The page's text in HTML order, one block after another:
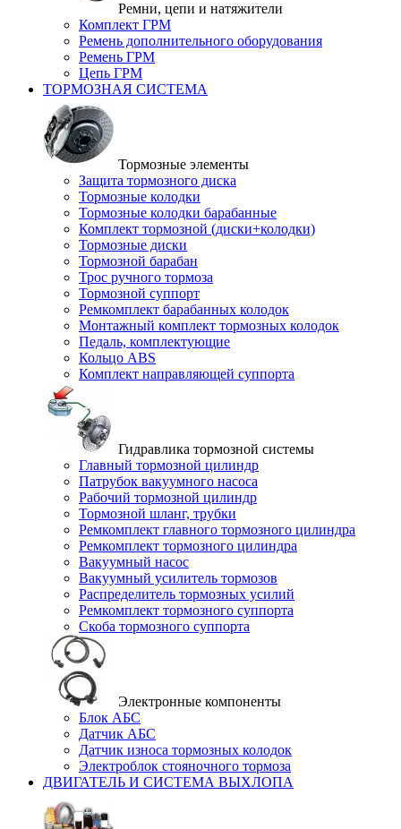
Ремни, цепи и натяжители
Комплект ГРМ
Ремень дополнительного оборудования
Ремень ГРМ
Цепь ГРМ
ТОРМОЗНАЯ СИСТЕМА
Тормозные элементы
Защита тормозного диска
Тормозные колодки
Тормозные колодки барабанные
Комплект тормозной (диски+колодки)
Тормозные диски
Тормозной барабан
Трос ручного тормоза
Тормозной суппорт
Ремкомплект барабанных колодок
Монтажный комплект тормозных колодок
Педаль, комплектующие
Кольцо ABS
Комплект направляющей суппорта
Гидравлика тормозной системы
Главный тормозной цилиндр
Патрубок вакуумного насоса
Рабочий тормозной цилиндр
Тормозной шланг, трубки
Ремкомплект главного тормозного цилиндра
Ремкомплект тормозного цилиндра
Вакуумный насос
Вакуумный усилитель тормозов
Распределитель тормозных усилий
Ремкомплект тормозного суппорта
Скоба тормозного суппорта
Электронные компоненты
Блок АБС
Датчик АБС
Датчик износа тормозных колодок
Электроблок стояночного тормоза
ДВИГАТЕЛЬ И СИСТЕМА ВЫХЛОПА